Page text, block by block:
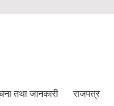
तथा जानकारी राजपत्र